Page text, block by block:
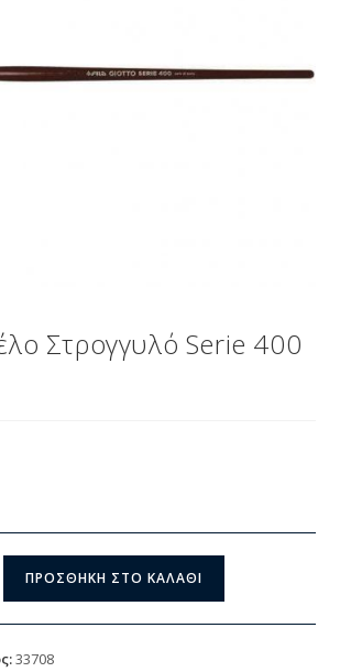
Στρογγυλό Serie 400
ΠΡΟΣΘΉΚΗ ΣΤΟ ΚΑΛΆΘΙ
33708